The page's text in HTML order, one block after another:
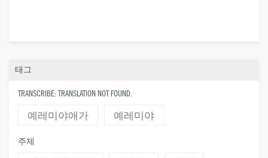
태그
TRANSCRIBE: TRANSLATION NOT FOUND.
예레미야애가 예레미야
주제